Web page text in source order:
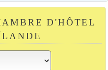
D'HÔTEL